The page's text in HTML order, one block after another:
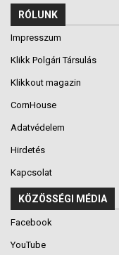
RÓLUNK
Impresszum
Klikk Polgári Társulás
Klikkout magazin
CornHouse
Adatvédelem
Hirdetés
Kapcsolat
KÖZÖSSÉGI MÉDIA
Facebook
YouTube